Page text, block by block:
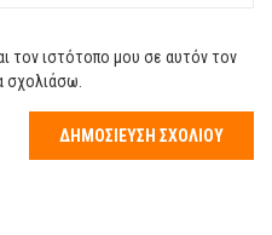
τον ιστότοπο μου σε αυτόν τον
σχολιάσω.